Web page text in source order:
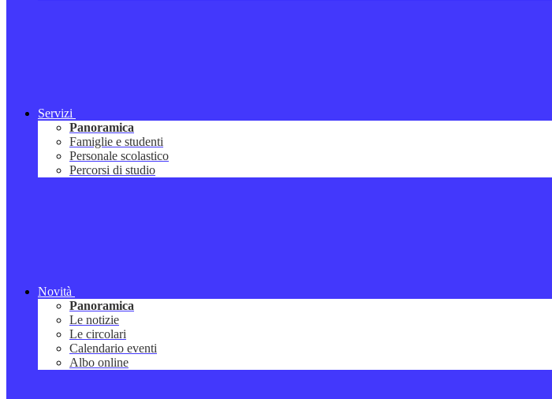
Servizi
Panoramica
Famiglie e studenti
Personale scolastico
Percorsi di studio
Novità
Panoramica
Le notizie
Le circolari
Calendario eventi
Albo online